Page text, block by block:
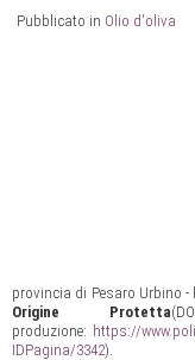
Pubblicato in Olio d'oliva
provincia di Pesaro Urbino
Origine Protetta
produzione: https://
IDPagina/3342).